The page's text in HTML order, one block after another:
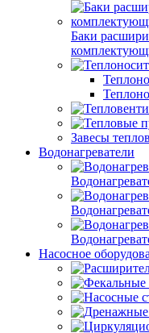
Баки
Завесы
Водонагреватели
Насосное